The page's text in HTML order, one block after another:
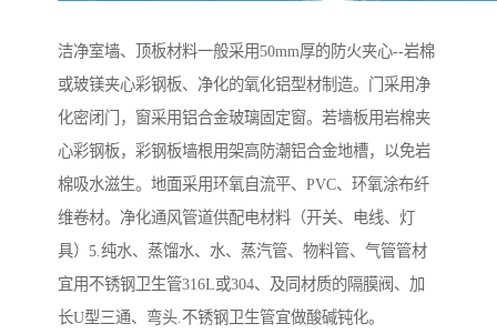
洁净室墙、顶板材料一般采用50mm厚的防火夹心--岩棉
或玻镁夹心彩钢板、净化的氧化铝型材制造。门采用净
化密闭门，窗采用铝合金玻璃固定窗。若墙板用岩棉夹
心彩钢板，彩钢板墙根用架高防潮铝合金地槽，以免岩
棉吸水滋生。地面采用环氧自流平、PVC、环氧涂布纤
维卷材。净化通风管道供配电材料（开关、电线、灯
具）5.纯水、蒸馏水、水、蒸汽管、物料管、气管管材
宜用不锈钢卫生管316L或304、及同材质的隔膜阀、加
长U型三通、弯头.不锈钢卫生管宜做酸碱钝化。